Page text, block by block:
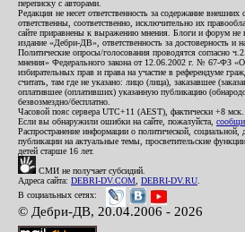
переписку с авторами.
Редакция не несет ответственность за содержание
ответственны, соответственно, исключительно их
сайте приравнены к выражению мнения. Блоги и форум не
издание «Дебри-ДВ», ответственность за достоверность и
Политические опросы/голосования проводятся согласно
мнения» Федерального закона от 12.06.2002 г. № 67-ФЗ
избирательных прав и права на участие в референдуме
считать, там где не указано: лицо (лица), заказавшее
оплатившее (оплативших) указанную публикацию
безвозмездно/бесплатно.
Часовой пояс сервера UTC+11 (AEST), фактически +8 мск.
Если вы обнаружили ошибки на сайте, пожалуйста,
Распространение информации о политической, социальной,
публикации на актуальные темы, просветительские
детей старше 16 лет.
СМИ не получает субсидий.
Адреса сайта: DEBRI-DV.COM DEBRI-DV.RU
В социальных сетях:
© Дебри-ДВ, 20.04.2006 - 2026